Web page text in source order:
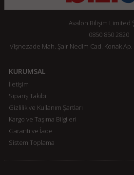
Avalon Bilişim Limited
0850 850 2820
Vişnezade Mah. Şair Nedim Cad. Konak
KURUMSAL
İletişim
Sipariş Takibi
Gizlilik ve Kullanım Şartları
Kargo ve Taşıma Bilgileri
Garanti ve İade
Sistem Toplama